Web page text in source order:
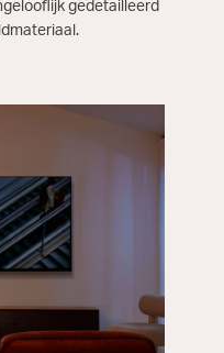
gedetailleerd